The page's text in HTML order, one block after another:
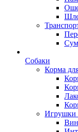
Собаки
Корма
Игрушки